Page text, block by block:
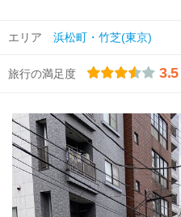
エリア 浜松町・竹芝(東京)
旅行の満足度 3.5